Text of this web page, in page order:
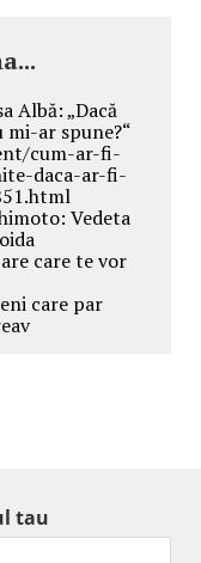
Albă: „Dacă
mi-ar spune?“
cum-ar-fi-
daca-ar-fi-
Vedeta
care te vor
care par
tau